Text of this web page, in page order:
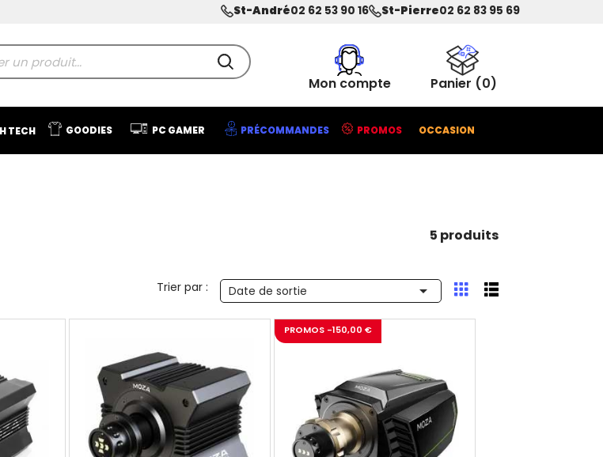
St-André02 62 53 90 16 St-Pierre02 62 83 95 69
Mon compte Panier (0)
TECH GOODIES PC GAMER PRÉCOMMANDES PROMOS OCCASION
5 produits
Trier par : Date de sortie 
PROMOS -150,00 €